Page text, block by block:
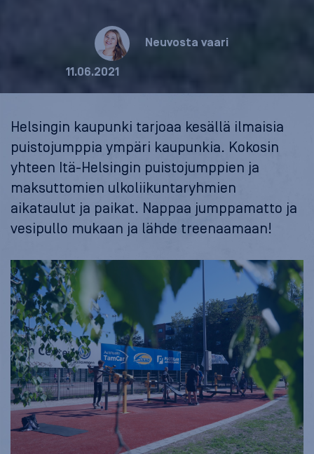
Neuvosta vaari
11.06.2021
Helsingin kaupunki tarjoaa kesällä ilmaisia
puistojumppia ympäri kaupunkia. Kokosin
yhteen Itä-Helsingin puistojumppien ja
maksuttomien ulkoliikuntaryhmien
aikataulut ja paikat. Nappaa jumppamatto ja
vesipullo mukaan ja lähde treenaamaan!